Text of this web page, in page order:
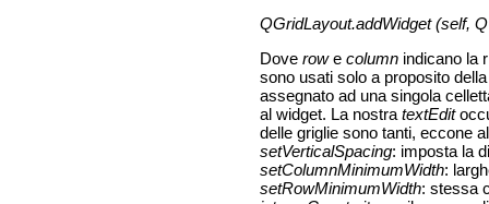
QGridLayout.addWidget (self,
Dove rowe columnindicano la
sono usati solo a proposito
assegnato ad una singola
al widget. La nostra textEdit
delle griglie sono tanti, eccone
setVerticalSpacing: imposta la
setColumnMinimumWidth:
setRowMinimumWidth: stessa